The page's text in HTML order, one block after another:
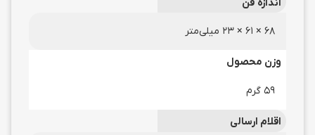
اندازه فن
۶۸ × ۶۱ × ۲۳ میلی‌متر
وزن محصول
۵۹ گرم
اقلام ارسالی